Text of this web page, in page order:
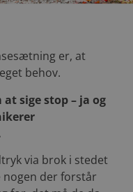
er, at
behov.
sige stop – ja og
via brok i stedet
der forstår